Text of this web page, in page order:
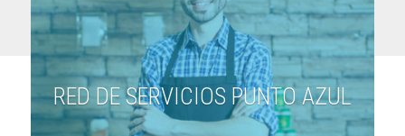
RED DE SERVICIOS PUNTO AZUL